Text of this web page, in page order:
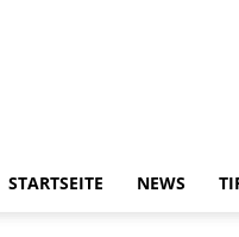
STARTSEITE NEWS